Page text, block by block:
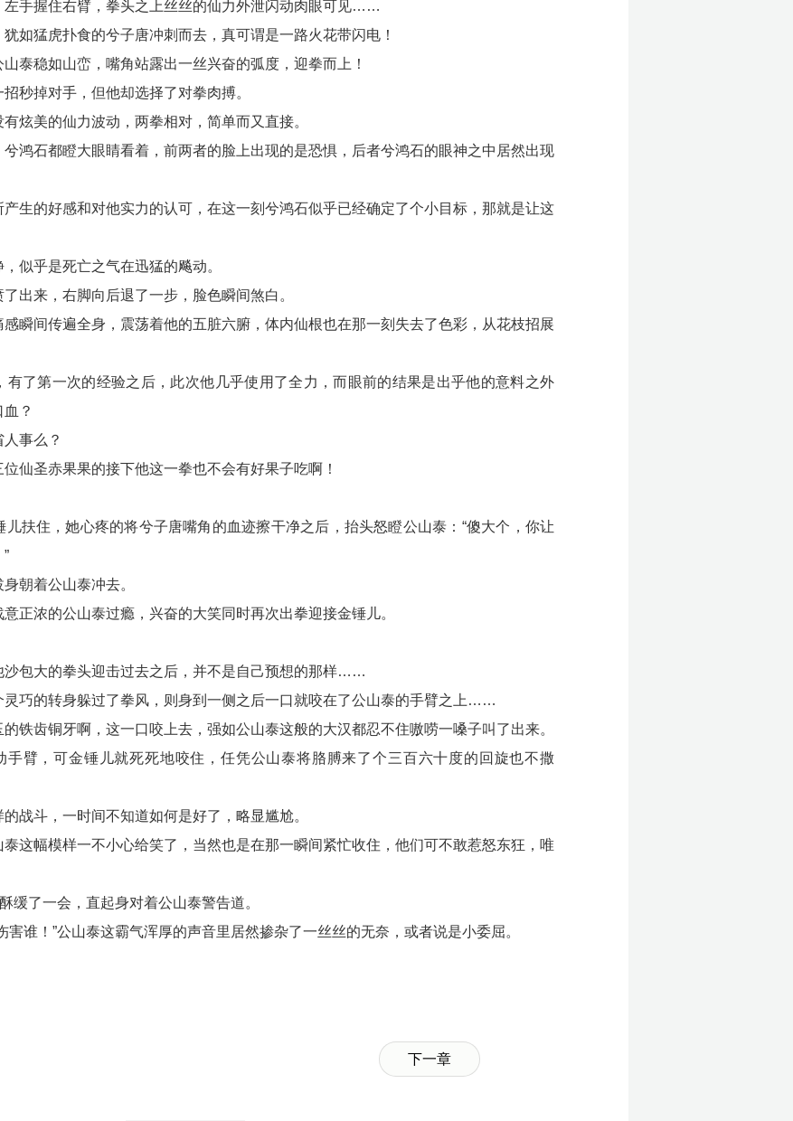
左手握住右臂，拳头之上丝丝的仙力外泄闪动肉眼可见……
如猛虎扑食的兮子唐冲刺而去，真可谓是一路火花带闪电！
泰稳如山峦，嘴角站露出一丝兴奋的弧度，迎拳而上！
秒掉对手，但他却选择了对拳肉搏。
炫美的仙力波动，两拳相对，简单而又直接。
鸿石都瞪大眼睛看着，前两者的脸上出现的是恐惧，后者兮鸿石的眼神之中居然出现
生的好感和对他实力的认可，在这一刻兮鸿石似乎已经确定了个小目标，那就是让这
似乎是死亡之气在迅猛的飚动。
出来，右脚向后退了一步，脸色瞬间煞白。
瞬间传遍全身，震荡着他的五脏六腑，体内仙根也在那一刻失去了色彩，从花枝招展
有了第一次的经验之后，此次他几乎使用了全力，而眼前的结果是出乎他的意料之外
？
事么？
仙圣赤果果的接下他这一拳也不会有好果子吃啊！
扶住，她心疼的将兮子唐嘴角的血迹擦干净之后，抬头怒瞪公山泰：“傻大个，你让
朝着公山泰冲去。
正浓的公山泰过瘾，兴奋的大笑同时再次出拳迎接金锤儿。
沙包大的拳头迎击过去之后，并不是自己预想的那样……
灵巧的转身躲过了拳风，则身到一侧之后一口就咬在了公山泰的手臂之上……
铁齿铜牙啊，这一口咬上去，强如公山泰这般的大汉都忍不住嗷唠一嗓子叫了出来。
手臂，可金锤儿就死死地咬住，任凭公山泰将胳膊来了个三百六十度的回旋也不撒
战斗，一时间不知道如何是好了，略显尴尬。
这幅模样一不小心给笑了，当然也是在那一瞬间紧忙收住，他们可不敢惹怒东狂，唯
缓了一会，直起身对着公山泰警告道。
害谁！”公山泰这霸气浑厚的声音里居然掺杂了一丝丝的无奈，或者说是小委屈。
下一章